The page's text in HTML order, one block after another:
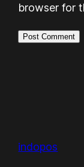
browser for
indopos